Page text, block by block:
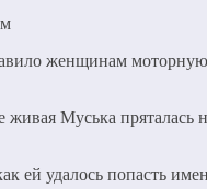
женщинам
Муська
удалось попасть